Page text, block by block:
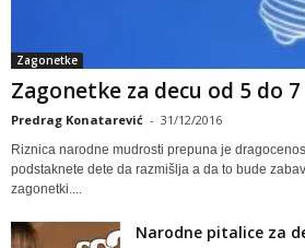
Zagonetke
Zagonetke za decu od 5 do
Predrag Konatarević - 31/12/2016
Riznica narodne mudrosti prepuna je
podstaknete dete da razmišlja a da to bude
zagonetki....
Narodne pitalice za